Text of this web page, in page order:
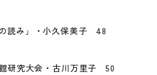
読み」・小久保美子 48
研究大会・古川万里子 50